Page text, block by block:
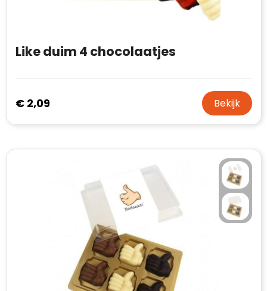
Like duim 4 chocolaatjes
€ 2,09 Bekijk